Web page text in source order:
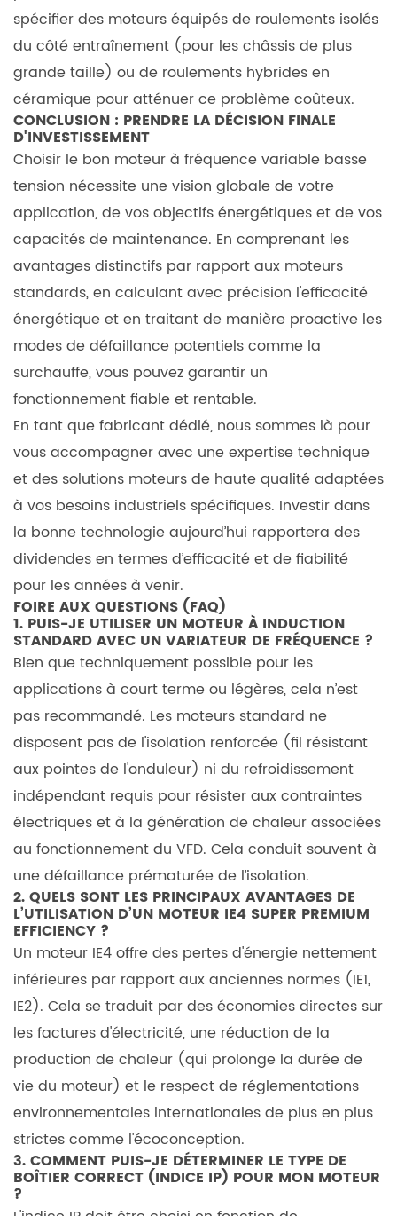
spécifier des moteurs équipés de roulements isolés
du côté entraînement (pour les châssis de plus
grande taille) ou de roulements hybrides en
céramique pour atténuer ce problème coûteux.
CONCLUSION : PRENDRE LA DÉCISION FINALE
D'INVESTISSEMENT
Choisir le bon moteur à fréquence variable basse
tension nécessite une vision globale de votre
application, de vos objectifs énergétiques et de vos
capacités de maintenance. En comprenant les
avantages distinctifs par rapport aux moteurs
standards, en calculant avec précision l'efficacité
énergétique et en traitant de manière proactive les
modes de défaillance potentiels comme la
surchauffe, vous pouvez garantir un
fonctionnement fiable et rentable.
En tant que fabricant dédié, nous sommes là pour
vous accompagner avec une expertise technique
et des solutions moteurs de haute qualité adaptées
à vos besoins industriels spécifiques. Investir dans
la bonne technologie aujourd’hui rapportera des
dividendes en termes d’efficacité et de fiabilité
pour les années à venir.
FOIRE AUX QUESTIONS (FAQ)
1. PUIS-JE UTILISER UN MOTEUR À INDUCTION
STANDARD AVEC UN VARIATEUR DE FRÉQUENCE ?
Bien que techniquement possible pour les
applications à court terme ou légères, cela n’est
pas recommandé. Les moteurs standard ne
disposent pas de l'isolation renforcée (fil résistant
aux pointes de l'onduleur) ni du refroidissement
indépendant requis pour résister aux contraintes
électriques et à la génération de chaleur associées
au fonctionnement du VFD. Cela conduit souvent à
une défaillance prématurée de l’isolation.
2. QUELS SONT LES PRINCIPAUX AVANTAGES DE
L’UTILISATION D’UN MOTEUR IE4 SUPER PREMIUM
EFFICIENCY ?
Un moteur IE4 offre des pertes d'énergie nettement
inférieures par rapport aux anciennes normes (IE1,
IE2). Cela se traduit par des économies directes sur
les factures d'électricité, une réduction de la
production de chaleur (qui prolonge la durée de
vie du moteur) et le respect de réglementations
environnementales internationales de plus en plus
strictes comme l'écoconception.
3. COMMENT PUIS-JE DÉTERMINER LE TYPE DE
BOÎTIER CORRECT (INDICE IP) POUR MON MOTEUR
?